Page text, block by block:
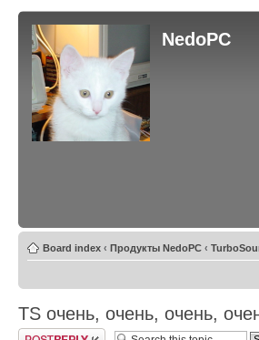
NedoPC
Board index ‹ Продукты NedoPC ‹
TS очень, очень, очень,
Post a reply